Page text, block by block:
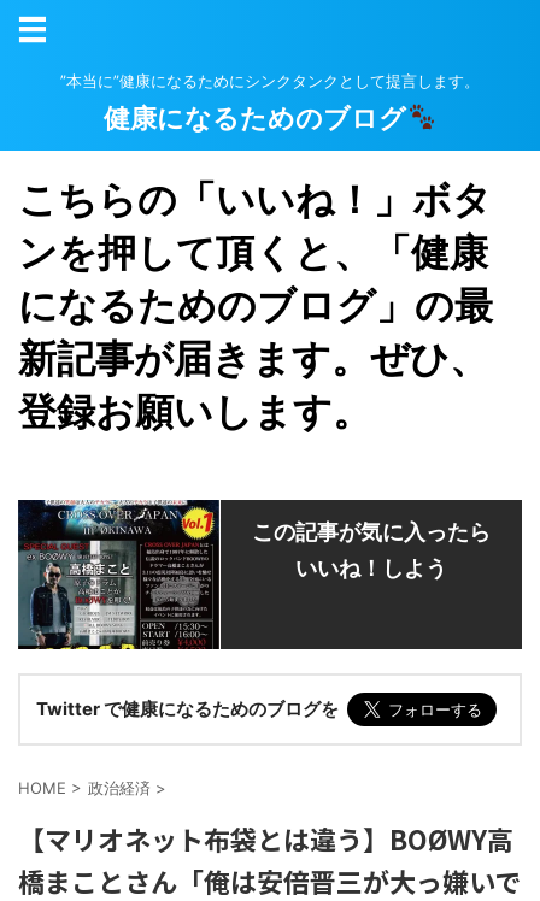
”本当に”健康になるためにシンクタンクとして提言します。
健康になるためのブログ
こちらの「いいね！」ボタ
ンを押して頂くと、「健康
になるためのブログ」の最
新記事が届きます。ぜひ、
登録お願いします。
この記事が気に入ったら
いいね！しよう
Twitter で健康になるためのブログを
HOME > 政治経済 >
【マリオネット布袋とは違う】BOØWY高
橋まことさん「俺は安倍晋三が大っ嫌いで